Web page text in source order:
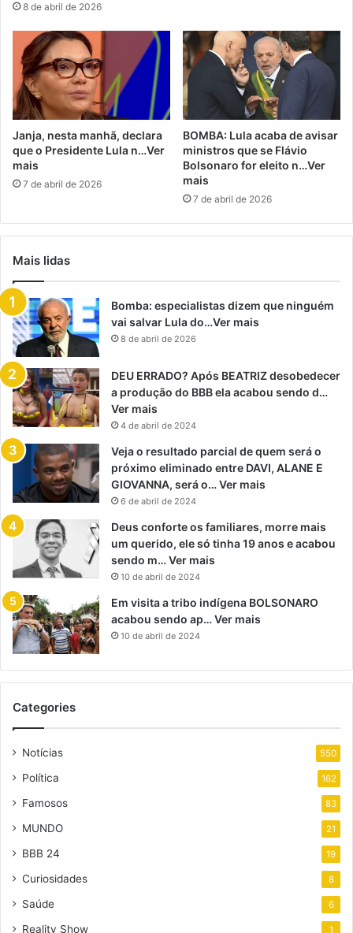
8 de abril de 2026
Janja, nesta manhã, declara
que o Presidente Lula n…Ver
mais
7 de abril de 2026
BOMBA: Lula acaba de avisar
ministros que se Flávio
Bolsonaro for eleito n…Ver
mais
7 de abril de 2026
Mais lidas
Bomba: especialistas dizem que ninguém
vai salvar Lula do…Ver mais
8 de abril de 2026
DEU ERRADO? Após BEATRIZ desobedecer
a produção do BBB ela acabou sendo d…
Ver mais
4 de abril de 2024
Veja o resultado parcial de quem será o
próximo eliminado entre DAVI, ALANE E
GIOVANNA, será o… Ver mais
6 de abril de 2024
Deus conforte os familiares, morre mais
um querido, ele só tinha 19 anos e acabou
sendo m… Ver mais
10 de abril de 2024
Em visita a tribo indígena BOLSONARO
acabou sendo ap… Ver mais
10 de abril de 2024
Categories
Notícias 550
Política 162
Famosos 83
MUNDO 21
BBB 24 19
Curiosidades 8
Saúde 6
Reality Show 1